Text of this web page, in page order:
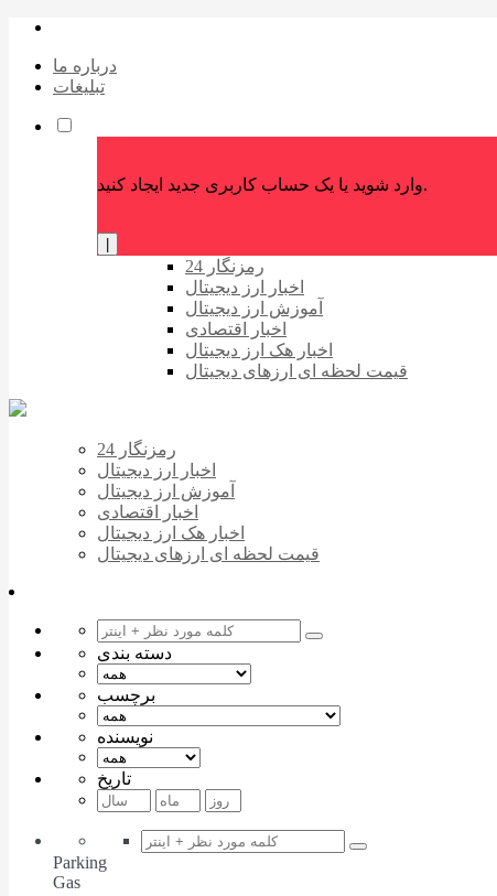
درباره ما
تبلیغات
وارد شوید یا یک حساب کاربری جدید ایجاد کنید.
رمزنگار 24
اخبار ارز دیجیتال
آموزش ارز دیجیتال
اخبار اقتصادی
اخبار هک ارز دیجیتال
قیمت لحظه ای ارزهای دیجیتال
رمزنگار 24
اخبار ارز دیجیتال
آموزش ارز دیجیتال
اخبار اقتصادی
اخبار هک ارز دیجیتال
قیمت لحظه ای ارزهای دیجیتال
دسته بندی
برچسب
نویسنده
تاریخ
Parking
Gas